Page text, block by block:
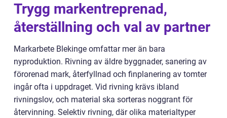
Trygg markentreprenad,
återställning och val av partner
Markarbete Blekinge omfattar mer än bara
nyproduktion. Rivning av äldre byggnader, sanering av
förorenad mark, återfyllnad och finplanering av tomter
ingår ofta i uppdraget. Vid rivning krävs ibland
rivningslov, och material ska sorteras noggrant för
återvinning. Selektiv rivning, där olika materialtyper